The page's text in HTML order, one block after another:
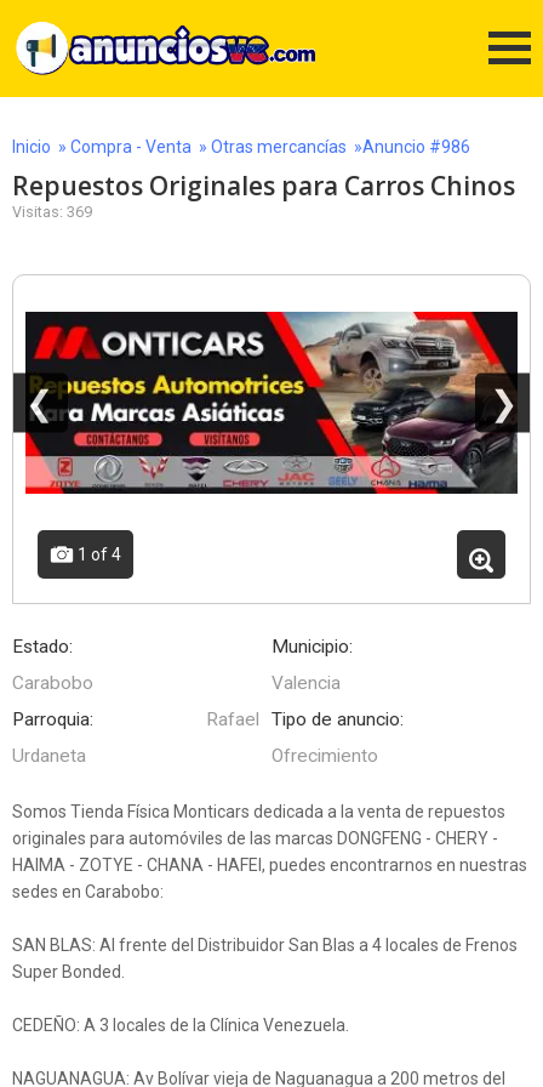
Inicio » Compra - Venta » Otras mercancías »Anuncio #986
Repuestos Originales para Carros Chinos
Visitas: 369
❮ ❯
1 of 4
Estado:
Carabobo
Municipio:
Valencia
Parroquia:
Rafael
Urdaneta
Tipo de anuncio:
Ofrecimiento
Somos Tienda Física Monticars dedicada a la venta de repuestos
originales para automóviles de las marcas DONGFENG - CHERY -
HAIMA - ZOTYE - CHANA - HAFEI, puedes encontrarnos en nuestras
sedes en Carabobo:
SAN BLAS: Al frente del Distribuidor San Blas a 4 locales de Frenos
Super Bonded.
CEDEÑO: A 3 locales de la Clínica Venezuela.
NAGUANAGUA: Av Bolívar vieja de Naguanagua a 200 metros del